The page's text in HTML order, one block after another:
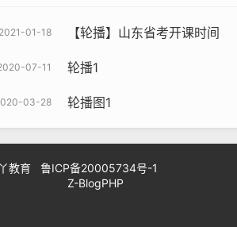
2021-01-18 【轮播】山东省考开课时间
07-11 轮播1
03-28 轮播图1
教育 鲁ICP备20005734号-1
Z-BlogPHP